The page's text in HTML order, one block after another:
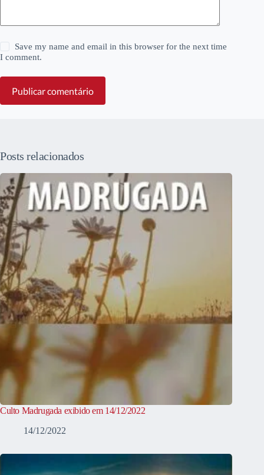
Save my name and email in this browser for the next time
I comment.
Publicar comentário
Posts relacionados
Culto Madrugada exibido em 14/12/2022
14/12/2022